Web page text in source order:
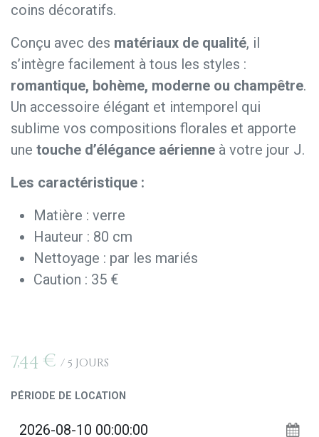
coins décoratifs.
Conçu avec des matériaux de qualité, il
s’intègre facilement à tous les styles :
romantique, bohème, moderne ou champêtre.
Un accessoire élégant et intemporel qui
sublime vos compositions florales et apporte
une touche d’élégance aérienne à votre jour J.
Les caractéristique :
Matière : verre
Hauteur : 80 cm
Nettoyage : par les mariés
Caution : 35 €
7,44 € /5 Jours
PÉRIODE DE LOCATION